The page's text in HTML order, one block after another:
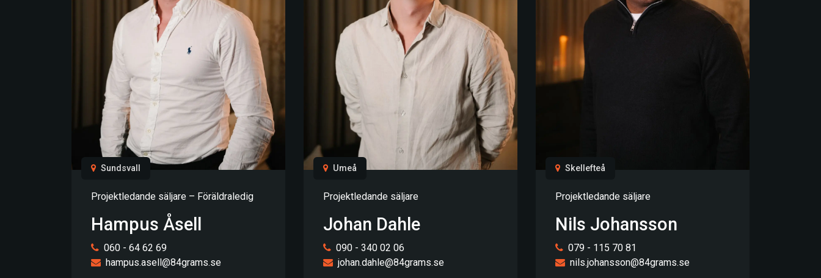
Sundsvall
Projektledande säljare – Föräldraledig
Hampus Åsell
060 - 64 62 69
hampus.asell@84grams.se
Umeå
Projektledande säljare
Johan Dahle
090 - 340 02 06
johan.dahle@84grams.se
Skellefteå
Projektledande säljare
Nils Johansson
079 - 115 70 81
nils.johansson@84grams.se